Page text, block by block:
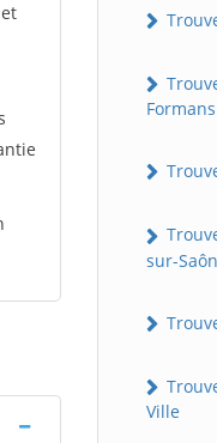
Formans
sur-
Ville